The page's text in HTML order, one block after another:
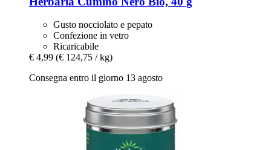
Gusto nocciolato e pepato
Confezione in vetro
Ricaricabile
€ 4,99 (€ 124,75 / kg)
Consegna entro il giorno 13 agosto